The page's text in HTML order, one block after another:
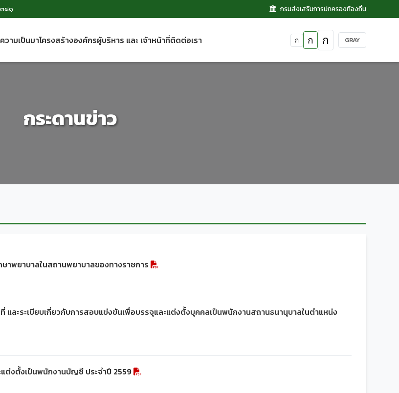
๘๑ กรมส่งเสริมการปกครองท้องถิ่น
วามเป็นมาโครงสร้างองค์กรผู้บริหาร และ เจ้าหน้าที่ติดต่อเรา ก ก ก GRAY
กระดานข่าว
าพยาบาลในสถานพยาบาลของทางราชการ
ละระเบียบเกี่ยวกับการสอบแข่งขันเพื่อบรรจุและแต่งตั้งบุคคลเป็นพนักงานสถานธนานุบาลในตำแหน่ง
ต่งตั้งเป็นพนักงานบัญชี ประจำปี 2559